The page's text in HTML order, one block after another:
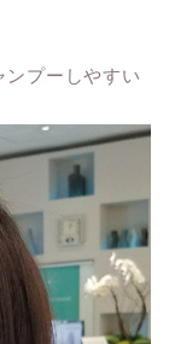
ンプーしやすい